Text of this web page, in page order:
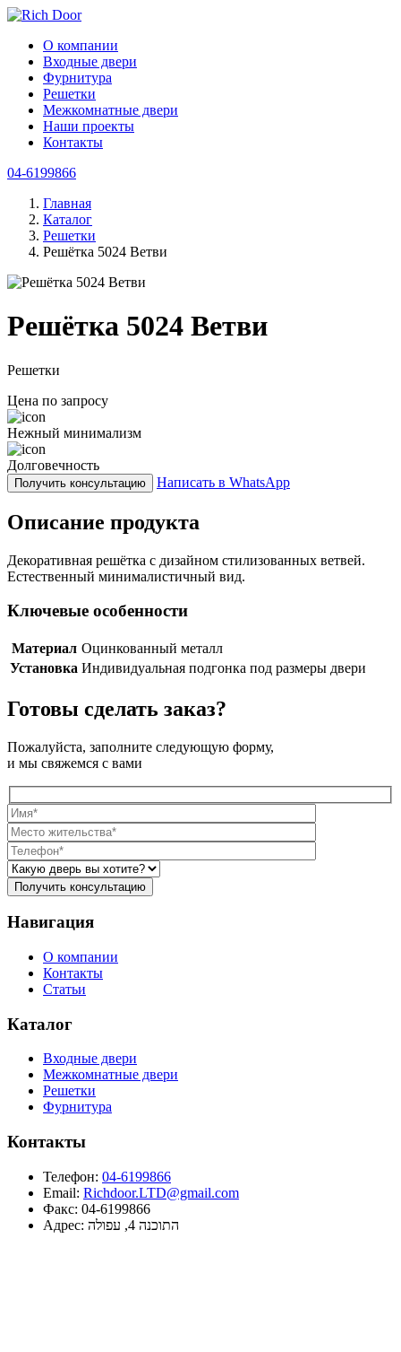
О компании
Входные двери
Фурнитура
Решетки
Межкомнатные двери
Наши проекты
Контакты
04-6199866
Главная
Каталог
Решетки
Решётка 5024 Ветви
Решётка 5024 Ветви
Решетки
Цена по запросу
Нежный минимализм
Долговечность
Получить консультацию Написать в WhatsApp
Описание продукта
Декоративная решётка с дизайном стилизованных ветвей.
Естественный минималистичный вид.
Ключевые особенности
Материал Оцинкованный металл
Установка Индивидуальная подгонка под размеры двери
Готовы сделать заказ?
Пожалуйста, заполните следующую форму,
и мы свяжемся с вами
Навигация
О компании
Контакты
Статьи
Каталог
Входные двери
Межкомнатные двери
Решетки
Фурнитура
Контакты
Телефон: 04-6199866
Email: Richdoor.LTD@gmail.com
Факс: 04-6199866
Адрес:
התוכנה 4, עפולה